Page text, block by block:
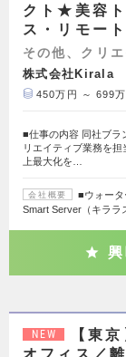
クト★美容
ス・リモー
その他、クリ
株式会社Kirala
450万円 ～ 699万
■仕事の内容 同社ブラ
リエイティブ業務を
上最大化を…
会社概要
■ウォータ
Smart Server（キララ
NEW
【東
オフィス／